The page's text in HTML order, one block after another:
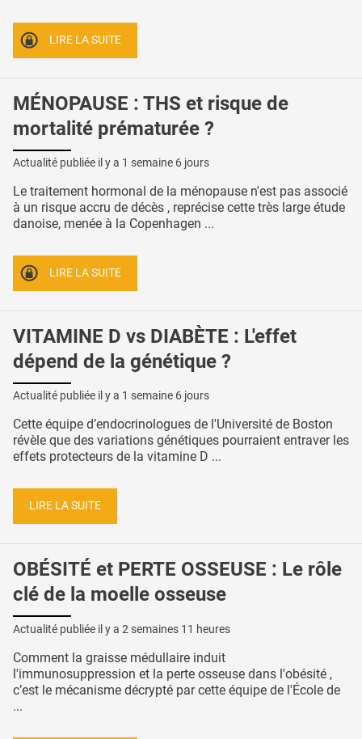
LIRE LA SUITE
MÉNOPAUSE : THS et risque de
mortalité prématurée ?
Actualité publiée il y a 1 semaine 6 jours
Le traitement hormonal de la ménopause n'est pas associé
à un risque accru de décès , reprécise cette très large étude
danoise, menée à la Copenhagen ...
LIRE LA SUITE
VITAMINE D vs DIABÈTE : L'effet
dépend de la génétique ?
Actualité publiée il y a 1 semaine 6 jours
Cette équipe d’endocrinologues de l'Université de Boston
révèle que des variations génétiques pourraient entraver les
effets protecteurs de la vitamine D ...
LIRE LA SUITE
OBÉSITÉ et PERTE OSSEUSE : Le rôle
clé de la moelle osseuse
Actualité publiée il y a 2 semaines 11 heures
Comment la graisse médullaire induit
l'immunosuppression et la perte osseuse dans l'obésité ,
c’est le mécanisme décrypté par cette équipe de l'École de
...